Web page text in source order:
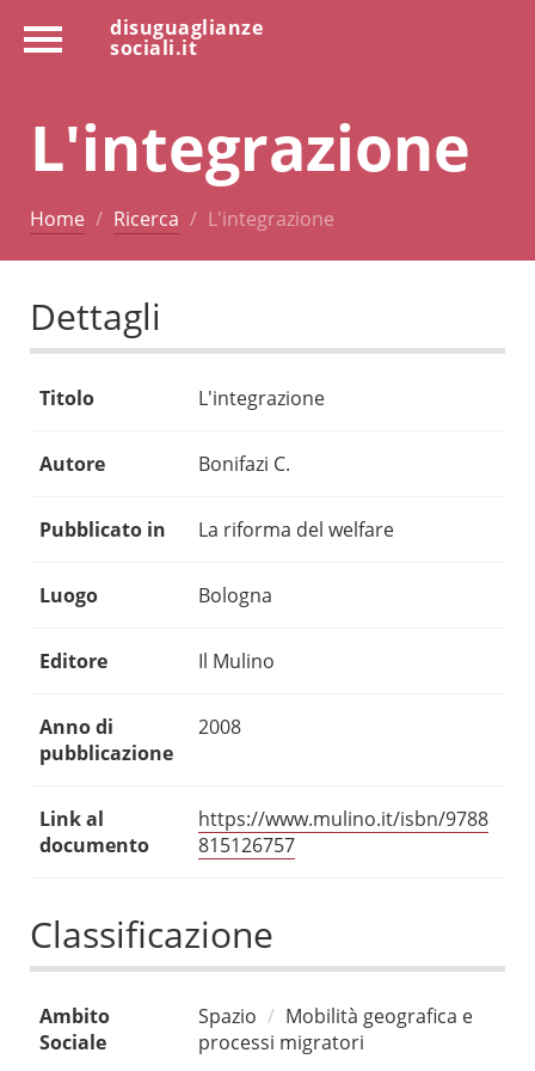
disuguaglianze
sociali.it
L'integrazione
Home Ricerca L'integrazione
Dettagli
Titolo L'integrazione
Autore Bonifazi C.
Pubblicato in La riforma del welfare
Luogo Bologna
Editore Il Mulino
Anno di
pubblicazione
2008
Link al
documento
https://www.mulino.it/isbn/9788
815126757
Classificazione
Ambito
Sociale
Spazio
Mobilità geografica e
processi migratori